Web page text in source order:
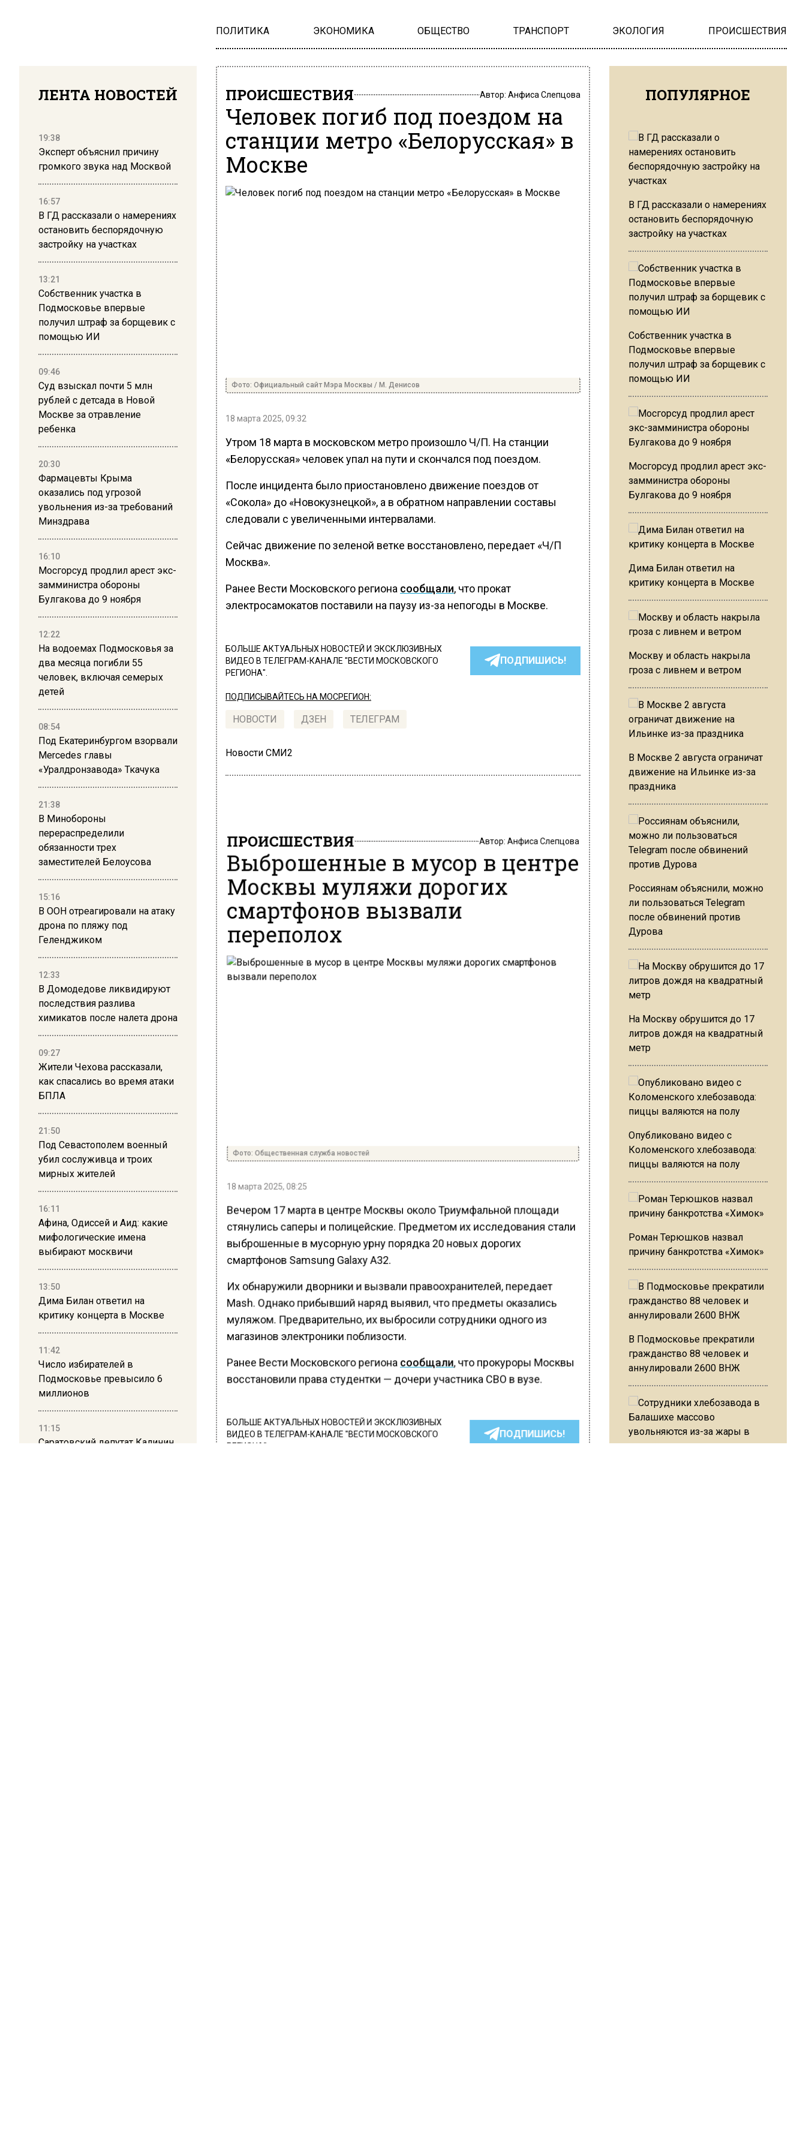
ПОЛИТИКА ЭКОНОМИКА ОБЩЕСТВО ТРАНСПОРТ ЭКОЛОГИЯ ПРОИСШЕСТВИЯ
ЛЕНТА НОВОСТЕЙ
19:38
Эксперт объяснил причину
громкого звука над Москвой
16:57
В ГД рассказали о намерениях
остановить беспорядочную
застройку на участках
13:21
Собственник участка в
Подмосковье впервые
получил штраф за борщевик с
помощью ИИ
09:46
Суд взыскал почти 5 млн
рублей с детсада в Новой
Москве за отравление
ребенка
20:30
Фармацевты Крыма
оказались под угрозой
увольнения из-за требований
Минздрава
16:10
Мосгорсуд продлил арест экс-
замминистра обороны
Булгакова до 9 ноября
12:22
На водоемах Подмосковья за
два месяца погибли 55
человек, включая семерых
детей
08:54
Под Екатеринбургом взорвали
Mercedes главы
«Уралдронзавода» Ткачука
21:38
В Минобороны
перераспределили
обязанности трех
заместителей Белоусова
15:16
В ООН отреагировали на атаку
дрона по пляжу под
Геленджиком
12:33
В Домодедове ликвидируют
последствия разлива
химикатов после налета дрона
09:27
Жители Чехова рассказали,
как спасались во время атаки
БПЛА
21:50
Под Севастополем военный
убил сослуживца и троих
мирных жителей
16:11
Афина, Одиссей и Аид: какие
мифологические имена
выбирают москвичи
13:50
Дима Билан ответил на
критику концерта в Москве
11:42
Число избирателей в
Подмосковье превысило 6
миллионов
11:15
Саратовский депутат Калинин
ПРОИСШЕСТВИЯ Автор: Анфиса Слепцова
Человек погиб под поездом на
станции метро «Белорусская» в
Москве
Фото: Официальный сайт Мэра Москвы / М. Денисов
18 марта 2025, 09:32
Утром 18 марта в московском метро произошло Ч/П. На станции
«Белорусская» человек упал на пути и скончался под поездом.
После инцидента было приостановлено движение поездов от
«Сокола» до «Новокузнецкой», а в обратном направлении составы
следовали с увеличенными интервалами.
Сейчас движение по зеленой ветке восстановлено, передает «Ч/П
Москва».
Ранее Вести Московского региона сообщали, что прокат
электросамокатов поставили на паузу из-за непогоды в Москве.
БОЛЬШЕ АКТУАЛЬНЫХ НОВОСТЕЙ И ЭКСКЛЮЗИВНЫХ
ВИДЕО В ТЕЛЕГРАМ-КАНАЛЕ "ВЕСТИ МОСКОВСКОГО
РЕГИОНА".
ПОДПИШИСЬ!
ПОДПИСЫВАЙТЕСЬ НА МОСРЕГИОН:
НОВОСТИ ДЗЕН ТЕЛЕГРАМ
Новости СМИ2
ПРОИСШЕСТВИЯ Автор: Анфиса Слепцова
Выброшенные в мусор в центре
Москвы муляжи дорогих
смартфонов вызвали
переполох
Фото: Общественная служба новостей
18 марта 2025, 08:25
Вечером 17 марта в центре Москвы около Триумфальной площади
стянулись саперы и полицейские. Предметом их исследования стали
выброшенные в мусорную урну порядка 20 новых дорогих
смартфонов Samsung Galaxy A32.
Их обнаружили дворники и вызвали правоохранителей, передает
Mash. Однако прибывший наряд выявил, что предметы оказались
муляжом. Предварительно, их выбросили сотрудники одного из
магазинов электроники поблизости.
Ранее Вести Московского региона сообщали, что прокуроры Москвы
восстановили права студентки — дочери участника СВО в вузе.
БОЛЬШЕ АКТУАЛЬНЫХ НОВОСТЕЙ И ЭКСКЛЮЗИВНЫХ
ВИДЕО В ТЕЛЕГРАМ-КАНАЛЕ "ВЕСТИ МОСКОВСКОГО
ПОДПИШИСЬ!
ПОПУЛЯРНОЕ
В ГД рассказали о намерениях
остановить беспорядочную
застройку на участках
Собственник участка в
Подмосковье впервые
получил штраф за борщевик с
помощью ИИ
Мосгорсуд продлил арест экс-
замминистра обороны
Булгакова до 9 ноября
Дима Билан ответил на
критику концерта в Москве
Москву и область накрыла
гроза с ливнем и ветром
В Москве 2 августа ограничат
движение на Ильинке из-за
праздника
Россиянам объяснили, можно
ли пользоваться Telegram
после обвинений против
Дурова
На Москву обрушится до 17
литров дождя на квадратный
метр
Опубликовано видео с
Коломенского хлебозавода:
пиццы валяются на полу
Роман Терюшков назвал
причину банкротства «Химок»
В Подмосковье прекратили
гражданство 88 человек и
аннулировали 2600 ВНЖ